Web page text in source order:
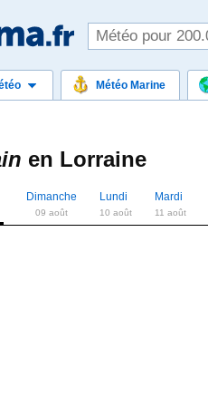
Météo Marine
en Lorraine
Dimanche
09 août
Lundi
10 août
Mardi
11 août